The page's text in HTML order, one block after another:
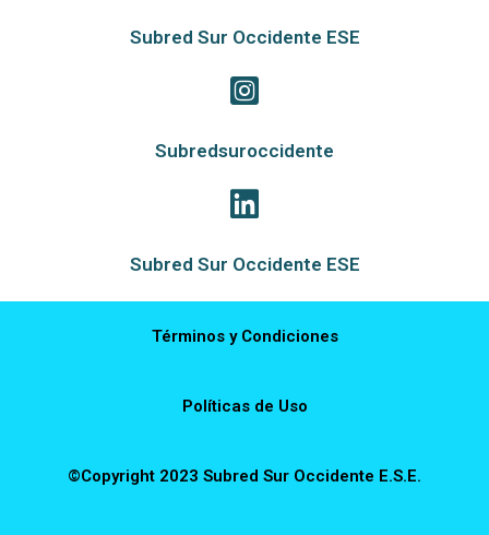
Subred Sur Occidente ESE
Subredsuroccidente
Subred Sur Occidente ESE
Términos y Condiciones
Políticas de Uso
©Copyright 2023 Subred Sur Occidente E.S.E.